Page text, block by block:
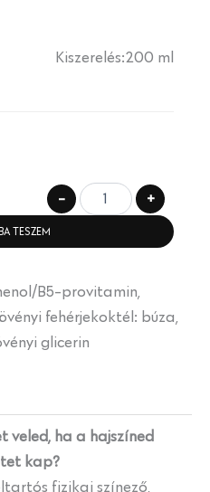
Kiszerelés:200 ml
- +
TESZEM
B5-provitamin,
fehérjekoktél: búza,
glicerin
veled, ha a hajszíned
kap?
fizikai színező,